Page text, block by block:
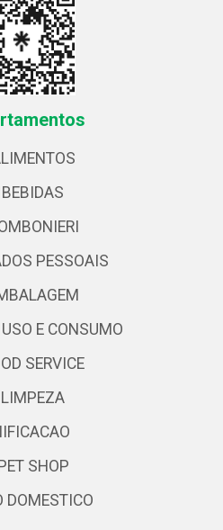
BEBIDAS
PESSOAIS
E CONSUMO
SERVICE
LIMPEZA
SHOP
DOMESTICO